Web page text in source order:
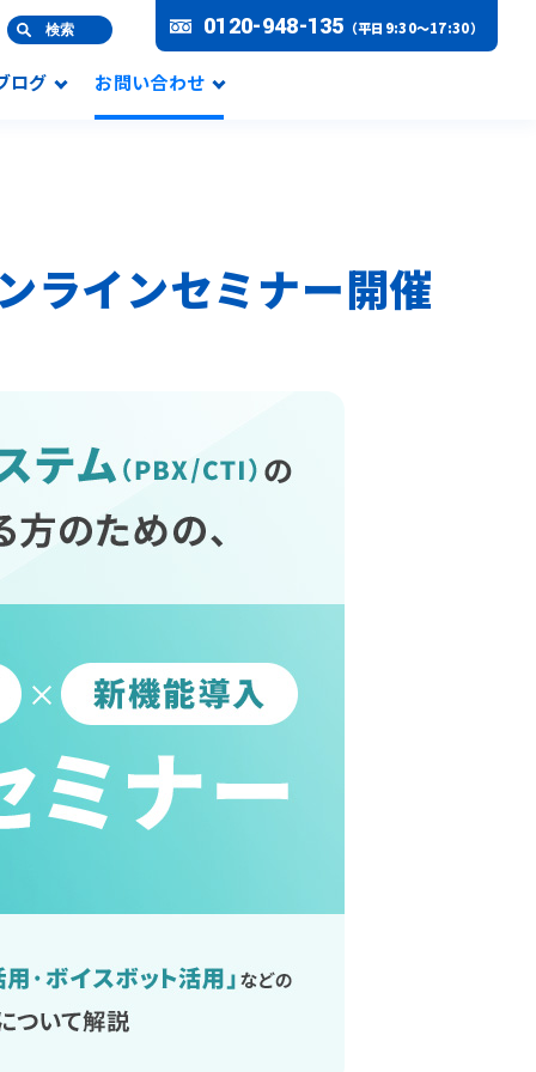
ログ お問い合わせ
検索 0120-948-135 （平日9:30～17:30）
インセミナー開催